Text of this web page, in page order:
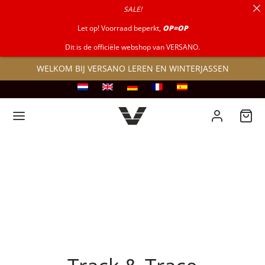
WELKOM BIJ VERSANO LEREN EN WINTERJASSEN
SALE!
Let op! Voorraad beperkt, OP=OP
Dit is de officiële webshop van VERSANO.